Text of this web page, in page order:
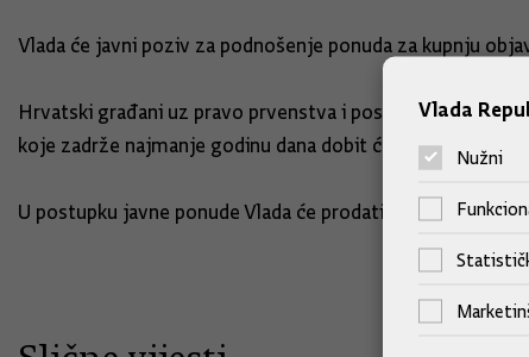
Vlada će javni poziv za podnošenje ponuda za kupnju
Hrvatski građani uz pravo prvenstva i posebne
koje zadrže najmanje godinu dana dobit će jednu dionicu
U postupku javne ponude Vlada će prodati najmanje 15, a
Vlada
Nužni